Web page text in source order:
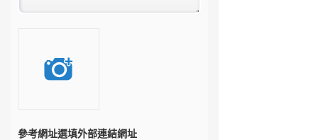
參考網址選填外部連結網址